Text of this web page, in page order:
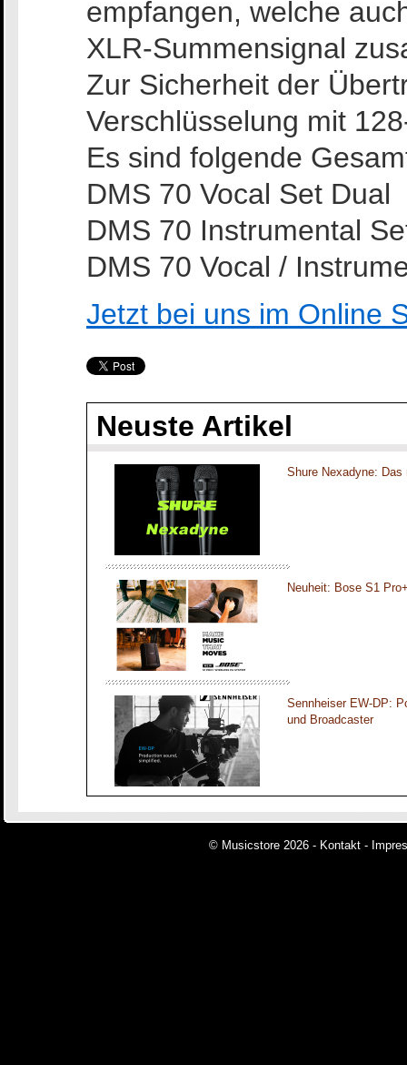
empfangen, welche
XLR-Summensignal
Zur Sicherheit der
Verschlüsselung mit
Es sind folgende
DMS 70 Vocal Set Dual
DMS 70 Instrumental
DMS 70 Vocal /
Jetzt bei uns im Online
Neuste Artikel
Shure Nexadyne:
Neuheit: Bose S1
Sennheiser EW-DP:
und Broadcaster
© Musicstore 2026 - Kontakt -